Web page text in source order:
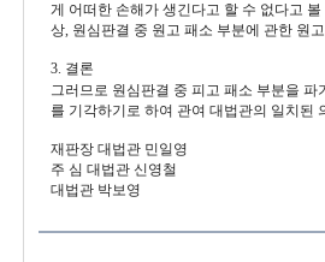
게 어떠한 손해가 생긴다고 할 수 없다고
상, 원심판결 중 원고 패소 부분에 관한 원
3. 결론
그러므로 원심판결 중 피고 패소 부분을
를 기각하기로 하여 관여 대법관의 일치된
재판장 대법관 민일영
주 심 대법관 신영철
대법관 박보영